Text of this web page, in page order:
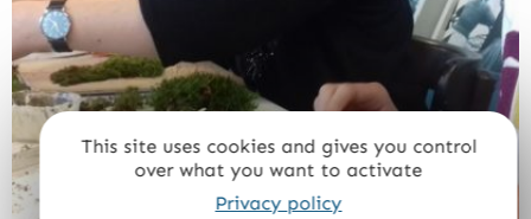
This site uses cookies and gives you control
over what you want to activate
Privacy policy